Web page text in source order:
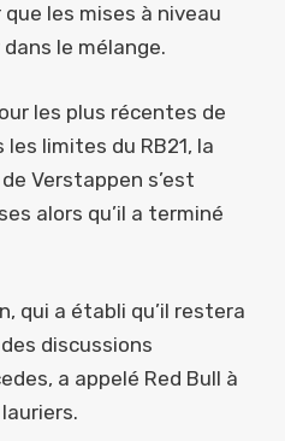
que les mises à niveau
le mélange.
les plus récentes de
les limites du RB21, la
Verstappen s’est
alors qu’il a terminé
qui a établi qu’il restera
discussions
a appelé Red Bull à